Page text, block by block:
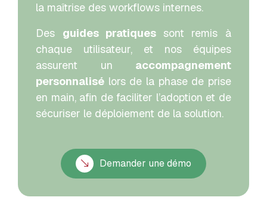
la maîtrise des workflows internes.
Des guides pratiques sont remis à
chaque utilisateur, et nos équipes
assurent un accompagnement
personnalisé lors de la phase de prise
en main, afin de faciliter l’adoption et de
sécuriser le déploiement de la solution.
Demander une démo